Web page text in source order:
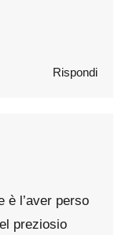
Rispondi
è l’aver perso
preziosio